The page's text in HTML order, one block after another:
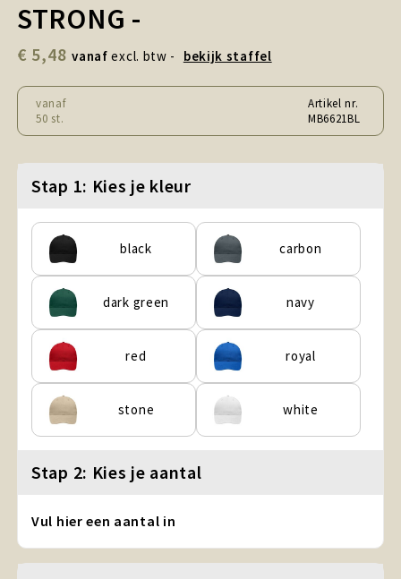
Snoepgoed en Koek
Sport, Spel en Speelgoed
Strand en Zomer
Technologie
Tassen
Textiel, Kleding en Caps
Wijngeschenken
STRONG -
€ 5,48 vanaf excl. btw - bekijk staffel
vanaf
50 st.
Artikel nr.
MB6621BL
Stap 1: Kies je kleur
black carbon
dark green navy
red royal
stone white
Stap 2: Kies je aantal
Vul hier een aantal in